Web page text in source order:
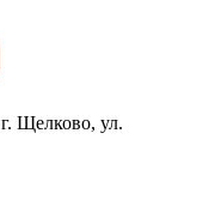
Щелково, ул.